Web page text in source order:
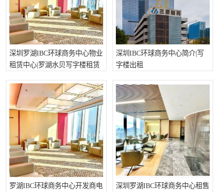
深圳罗湖IBC环球商务中心物业
租赁中心|罗湖水贝写字楼租赁
深圳IBC环球商务中心简介|写
字楼出租
罗湖IBC环球商务中心开发商电
深圳罗湖IBC环球商务中心租售